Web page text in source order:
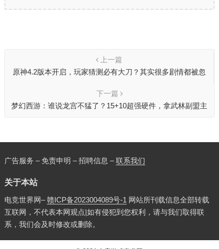
上一篇
原神4.2版本开启，玩家猜测必有大刀？其实很多剧情都被忽
下一篇
梦幻西游：谁说龙宫不猛了？15+10超强硬件，拿武林副盟主
广告服务 – 免责申明 – 招聘信息 –联系我们
关于本站
电竞世界网–赣ICP备2023004089号-1网站所刊载信息全部转载
互联网，不代表本网观点|如有侵犯到您权利，请与我们取得联
系，我们会及时修改或删除。